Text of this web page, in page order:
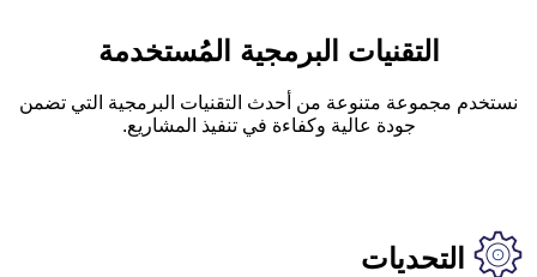
التقنيات البرمجية المُستخدمة
نستخدم مجموعة متنوعة من أحدث التقنيات البرمجية التي تضمن
جودة عالية وكفاءة في تنفيذ المشاريع.
التحديات